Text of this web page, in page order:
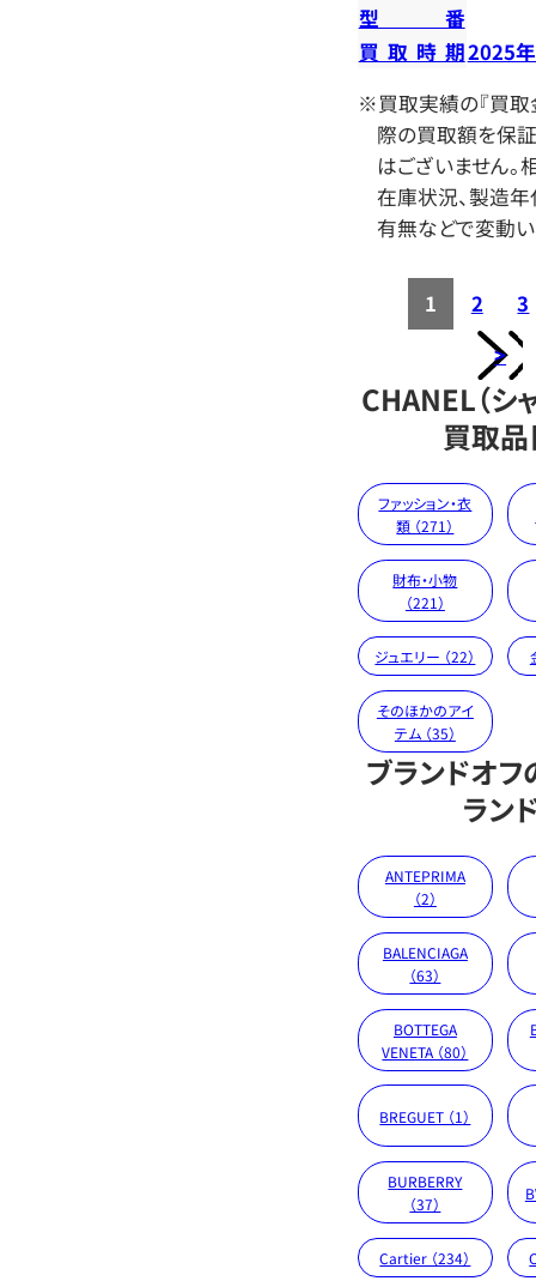
型番
買取時期2025
※買取実績の『買取
際の買取額を保
はございません。
在庫状況、製造年
有無などで変動い
1 2
3
>
CHANEL（シ
買取
ファッション・衣
類 （271）
財布・小物
（221）
ジュエリー （22）
そのほかのアイ
テム （35）
ブランドオ
ラン
ANTEPRIMA
（2）
BALENCIAGA
（63）
BOTTEGA
VENETA （80）
BREGUET （1）
BURBERRY
（37）
Cartier （234）